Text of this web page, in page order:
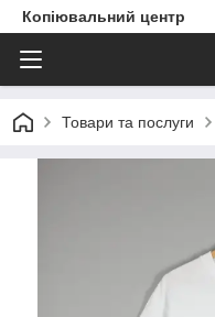
Копіювальний центр
Товари та послуги